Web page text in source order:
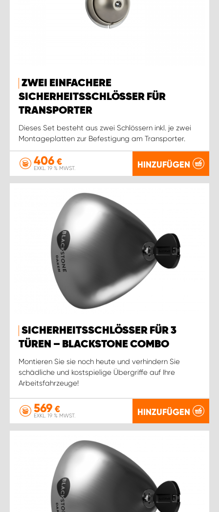
ZWEI EINFACHERE
SICHERHEITSSCHLÖSSER FÜR
TRANSPORTER
Dieses Set besteht aus zwei Schlössern inkl. je zwei
Montageplatten zur Befestigung am Transporter.
406 €
EXKL. 19 % MWST. HINZUFÜGEN
SICHERHEITSSCHLÖSSER FÜR 3
TÜREN – BLACKSTONE COMBO
Montieren Sie sie noch heute und verhindern Sie
schädliche und kostspielige Übergriffe auf Ihre
Arbeitsfahrzeuge!
569 €
EXKL. 19 % MWST. HINZUFÜGEN